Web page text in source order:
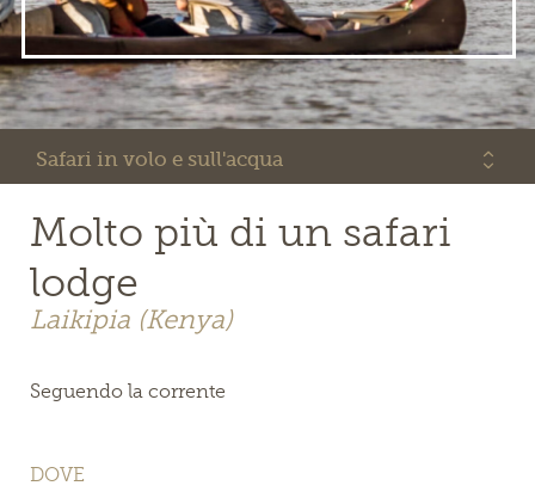
Safari in volo e sull'acqua
Molto più di un safari
lodge
Laikipia (Kenya)
Seguendo la corrente
DOVE